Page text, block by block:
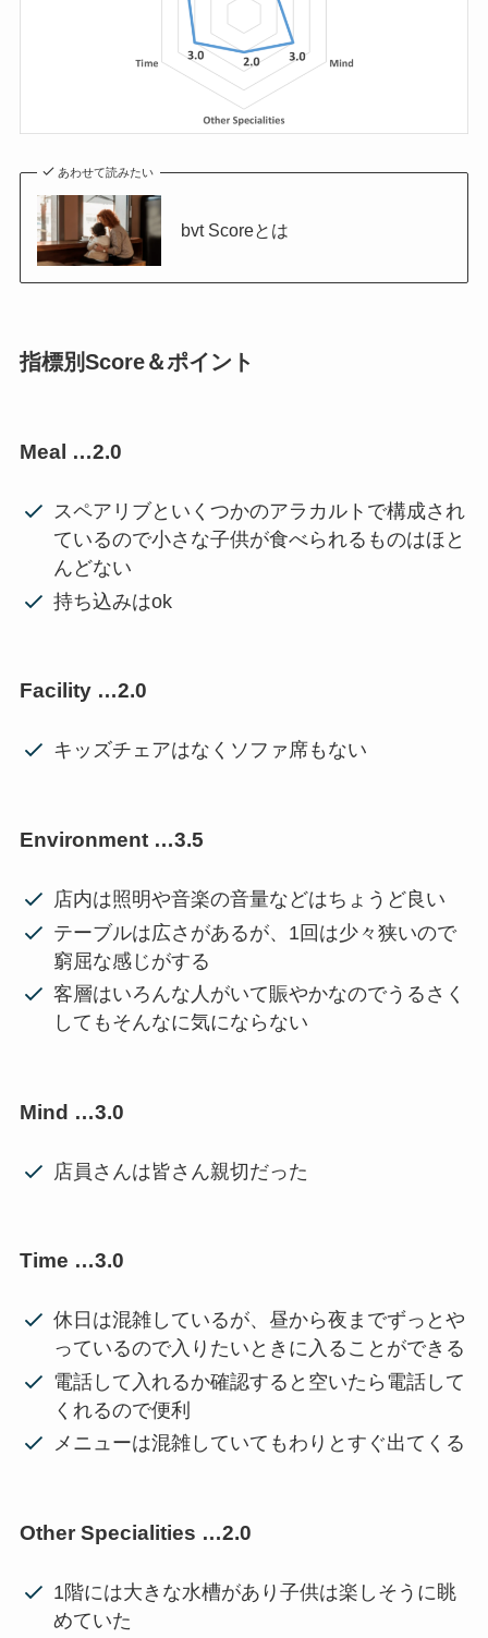
あわせて読みたい
bvt Scoreとは
指標別Score＆ポイント
Meal …2.0
スペアリブといくつかのアラカルトで構成され
ているので小さな子供が食べられるものはほと
んどない
持ち込みはok
Facility …2.0
キッズチェアはなくソファ席もない
Environment …3.5
店内は照明や音楽の音量などはちょうど良い
テーブルは広さがあるが、1回は少々狭いので
窮屈な感じがする
客層はいろんな人がいて賑やかなのでうるさく
してもそんなに気にならない
Mind …3.0
店員さんは皆さん親切だった
Time …3.0
休日は混雑しているが、昼から夜までずっとや
っているので入りたいときに入ることができる
電話して入れるか確認すると空いたら電話して
くれるので便利
メニューは混雑していてもわりとすぐ出てくる
Other Specialities …2.0
1階には大きな水槽があり子供は楽しそうに眺
めていた